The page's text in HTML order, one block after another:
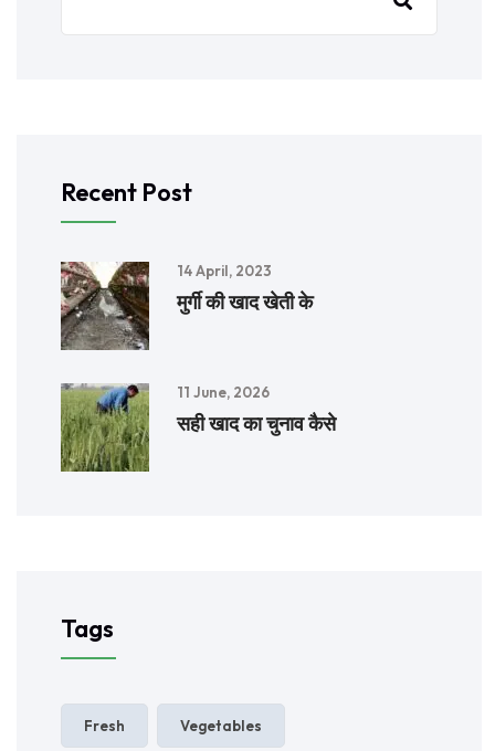
Recent Post
14 April, 2023
मुर्गी की खाद खेती के
11 June, 2026
सही खाद का चुनाव कैसे
Tags
Fresh Vegetables